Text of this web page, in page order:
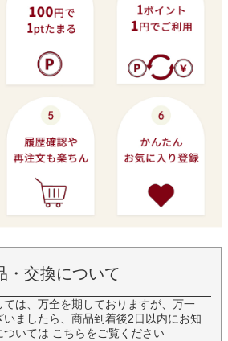
・交換について
は、万全を期しておりますが、万一
ましたら、商品到着後2日以内にお知
ついては こちらをご覧ください